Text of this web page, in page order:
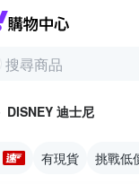
Yahoo購
DISNEY 迪士尼
有現貨 挑戰低